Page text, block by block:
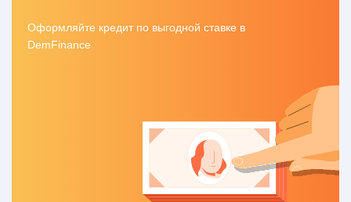
Оформляйте кредит по выгодной ставке в
DemFinance